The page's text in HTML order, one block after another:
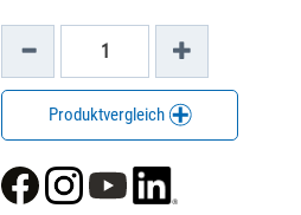
Produktvergleich